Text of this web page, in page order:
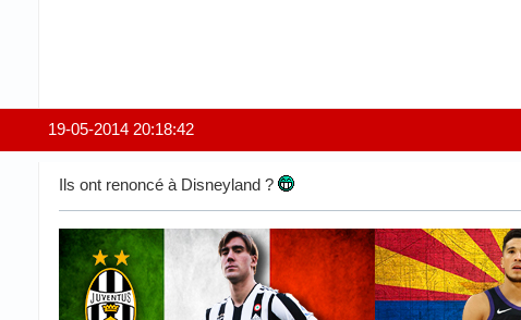
19-05-2014 20:18:42
Ils ont renoncé à Disneyland ?